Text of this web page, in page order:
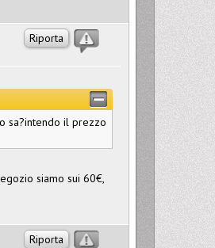
Riporta
sa?intendo il prezzo
siamo sui 60€,
Riporta